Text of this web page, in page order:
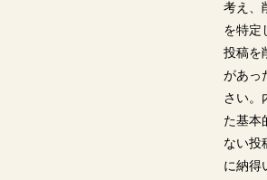
考え、
を特定
投稿を
があっ
さい。
た基本
ない投
に納得